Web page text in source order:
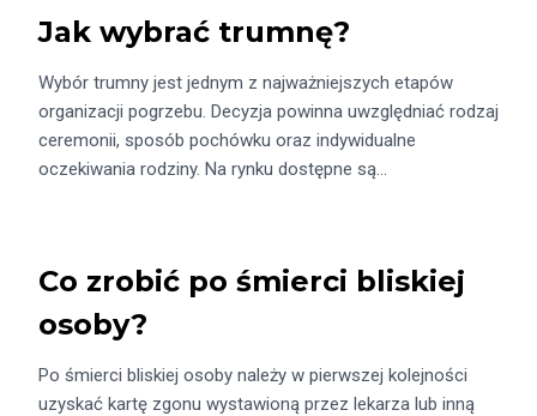
Jak wybrać trumnę?
Wybór trumny jest jednym z najważniejszych etapów
organizacji pogrzebu. Decyzja powinna uwzględniać rodzaj
ceremonii, sposób pochówku oraz indywidualne
oczekiwania rodziny. Na rynku dostępne są…
Co zrobić po śmierci bliskiej
osoby?
Po śmierci bliskiej osoby należy w pierwszej kolejności
uzyskać kartę zgonu wystawioną przez lekarza lub inną